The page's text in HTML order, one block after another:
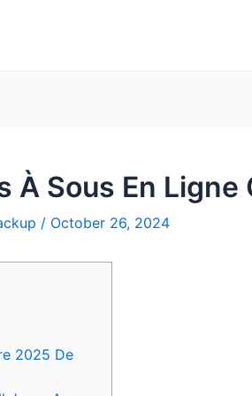
À Sous En Ligne
/ October 26, 2024
2025 De